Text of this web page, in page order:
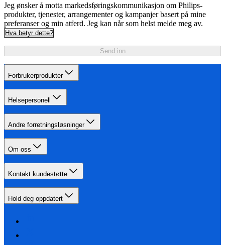
Jeg ønsker å motta markedsføringskommunikasjon om Philips-
produkter, tjenester, arrangementer og kampanjer basert på mine
preferanser og min atferd. Jeg kan når som helst melde meg av.
Hva betyr dette?
Send inn
Forbrukerprodukter
Helsepersonell
Andre forretningsløsninger
Om oss
Kontakt kundestøtte
Hold deg oppdatert